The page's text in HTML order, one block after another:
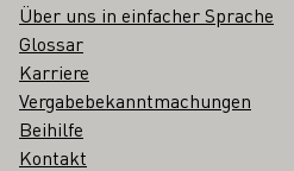
Über uns in einfacher Sprache
Glossar
Karriere
Vergabebekanntmachungen
Beihilfe
Kontakt